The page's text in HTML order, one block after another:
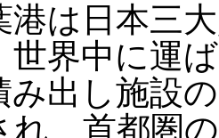
は日本三
世界中に運
み出し施設
れ、首都圏